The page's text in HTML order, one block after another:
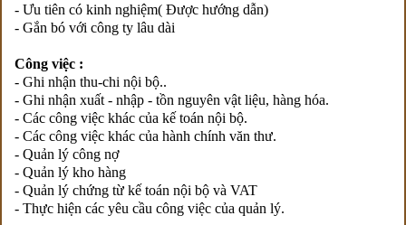
- Ưu tiên có kinh nghiệm( Được hướng dẫn)
- Gắn bó với công ty lâu dài
Công việc :
- Ghi nhận thu-chi nội bộ..
- Ghi nhận xuất - nhập - tồn nguyên vật liệu, hàng hóa.
- Các công việc khác của kế toán nội bộ.
- Các công việc khác của hành chính văn thư.
- Quản lý công nợ
- Quản lý kho hàng
- Quản lý chứng từ kế toán nội bộ và VAT
- Thực hiện các yêu cầu công việc của quản lý.